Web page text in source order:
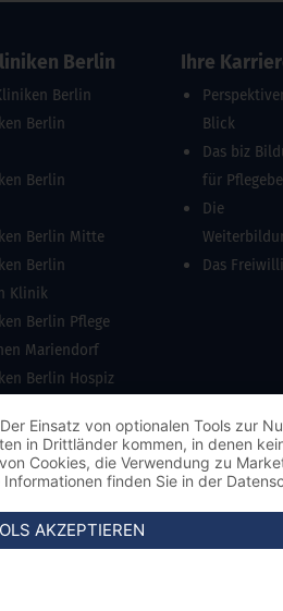
Berlin
Berlin
Berlin
Berlin
Berlin Mitte
Berlin
Klinik
Berlin Pflege
Mariendorf
Berlin Hospiz
Ihre
Blick
Das biz
für
Die
Das
Einsatz von optionalen Tools zur
in Drittländer kommen, in denen
Cookies, die Verwendung zu
finden Sie in der
AKZEPTIEREN